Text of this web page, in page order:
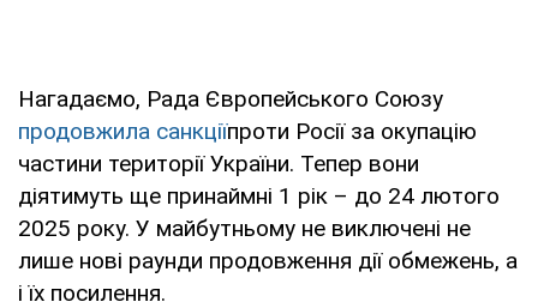
Нагадаємо, Рада Європейського Союзу
продовжила санкціїпроти Росії за окупацію
частини території України. Тепер вони
діятимуть ще принаймні 1 рік – до 24 лютого
2025 року. У майбутньому не виключені не
лише нові раунди продовження дії обмежень, а
і їх посилення.